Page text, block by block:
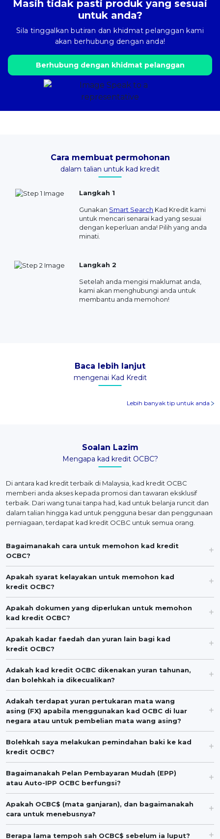
Masih tidak pasti produk yang sesuai
untuk anda?
Sila tinggalkan butiran dan khidmat pelanggan kami
akan berhubung dengan anda!
Berhubung dengan khidmat pelanggan
Cara membuat permohonan
dalam talian untuk kad kredit
Langkah 1
Gunakan Smart Search Kad Kredit kami
untuk mencari senarai kad yang sesuai
dengan keperluan anda! Pilih yang anda
minati.
Langkah 2
Setelah anda mengisi maklumat anda,
kami akan menghubungi anda untuk
membantu anda memohon!
Baca lebih lanjut
mengenai Kad Kredit
Lebih banyak tip untuk anda
Soalan Lazim
Mengapa kad kredit OCBC?
Di antara kad kredit terbaik di Malaysia, kad kredit OCBC
memberi anda akses kepada promosi dan tawaran eksklusif
terbaik. Dari wang tunai tanpa had, kad untuk belanja runcit dan
dalam talian hingga kad untuk pengguna besar dan penggunaan
perniagaan, terdapat kad kredit OCBC untuk semua orang.
Bagaimanakah cara untuk memohon kad kredit
OCBC?
Apakah syarat kelayakan untuk memohon kad
kredit OCBC?
Apakah dokumen yang diperlukan untuk memohon
kad kredit OCBC?
Apakah kadar faedah dan yuran lain bagi kad
kredit OCBC?
Adakah kad kredit OCBC dikenakan yuran tahunan,
dan bolehkah ia dikecualikan?
Adakah terdapat yuran pertukaran mata wang
asing (FX) apabila menggunakan kad OCBC di luar
negara atau untuk pembelian mata wang asing?
Bolehkah saya melakukan pemindahan baki ke kad
kredit OCBC?
Bagaimanakah Pelan Pembayaran Mudah (EPP)
atau Auto-IPP OCBC berfungsi?
Apakah OCBC$ (mata ganjaran), dan bagaimanakah
cara untuk menebusnya?
Berapa lama tempoh sah OCBC$ sebelum ia luput?